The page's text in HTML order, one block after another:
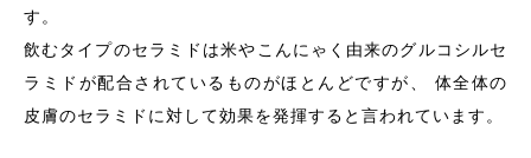
す。
飲むタイプのセラミドは米やこんにゃく由来のグルコシルセ
ラミドが配合されているものがほとんどですが、 体全体の
皮膚のセラミドに対して効果を発揮すると言われています。